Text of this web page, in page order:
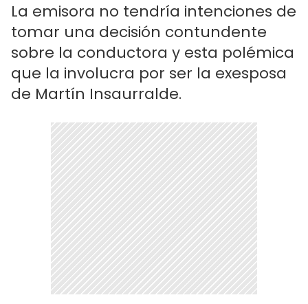
La emisora no tendría intenciones de
tomar una decisión contundente
sobre la conductora y esta polémica
que la involucra por ser la exesposa
de Martín Insaurralde.